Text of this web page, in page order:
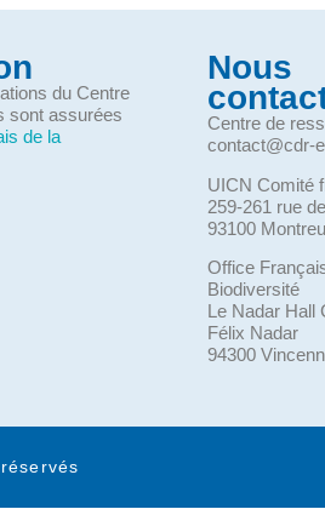
du Centre
sont assurées
de la
Nous
Centre de
contact@cdr-
UICN Comité
259-261 rue
93100
Office
Biodiversité
Le Nadar Hall
Félix Nadar
94300